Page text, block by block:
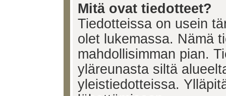
Mitä ovat tiedotteet?
Tiedotteissa on usein
olet lukemassa. Nämä
mahdollisimman pian.
yläreunasta siltä
yleistiedotteissa.